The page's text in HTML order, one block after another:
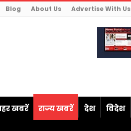
Blog About Us Advertise With Us
खबरें राज्य खबरें देश विदेश